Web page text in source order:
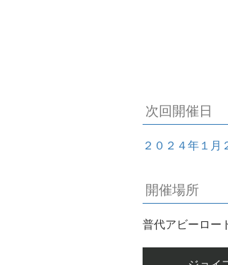
次回開催日
２０２４年１月
開催場所
普代アビーロー